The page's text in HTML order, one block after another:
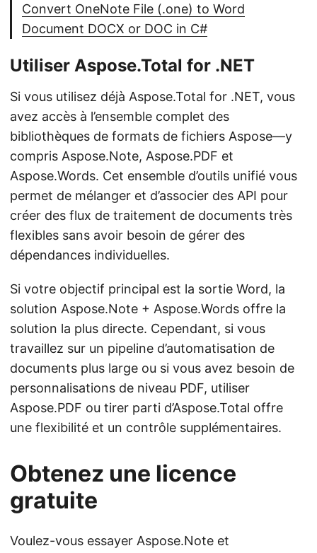
Convert OneNote File (.one) to Word
Document DOCX or DOC in C#
Utiliser Aspose.Total for .NET
Si vous utilisez déjà Aspose.Total for .NET, vous
avez accès à l’ensemble complet des
bibliothèques de formats de fichiers Aspose—y
compris Aspose.Note, Aspose.PDF et
Aspose.Words. Cet ensemble d’outils unifié vous
permet de mélanger et d’associer des API pour
créer des flux de traitement de documents très
flexibles sans avoir besoin de gérer des
dépendances individuelles.
Si votre objectif principal est la sortie Word, la
solution Aspose.Note + Aspose.Words offre la
solution la plus directe. Cependant, si vous
travaillez sur un pipeline d’automatisation de
documents plus large ou si vous avez besoin de
personnalisations de niveau PDF, utiliser
Aspose.PDF ou tirer parti d’Aspose.Total offre
une flexibilité et un contrôle supplémentaires.
Obtenez une licence
gratuite
Voulez-vous essayer Aspose.Note et